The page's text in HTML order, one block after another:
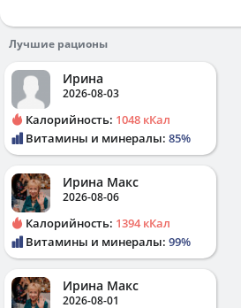
Лучшие рационы
Ирина
2026-08-03
Калорийность: 1048 кКал
Витамины и минералы: 85%
Ирина Макс
2026-08-06
Калорийность: 1394 кКал
Витамины и минералы: 99%
Ирина Макс
2026-08-01